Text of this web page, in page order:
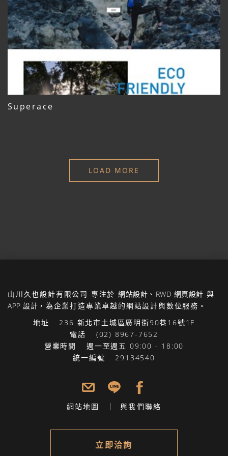
Superace
LOAD MORE
山川久也設計有限公司 專注於網站設計 、 RWD 網頁設計 與
APP 設計 ，為企業打造專業卓越的網站設計與數位服務。
地址
236 新北市土城區廣明街90巷16號1F
電話
(02) 8967-7652
營業時間
週一至週五 09:00 - 18:00
統一編號
29134540
網站地圖 與我們聯絡
立即洽詢